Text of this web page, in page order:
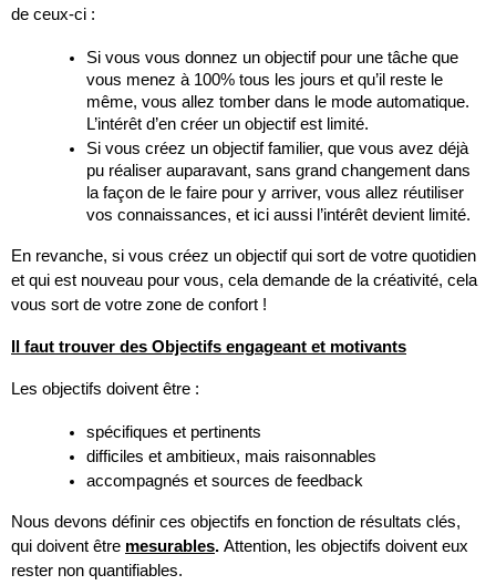
de ceux-ci :
Si vous vous donnez un objectif pour une tâche que
vous menez à 100% tous les jours et qu’il reste le
même, vous allez tomber dans le mode automatique.
L’intérêt d’en créer un objectif est limité.
Si vous créez un objectif familier, que vous avez déjà
pu réaliser auparavant, sans grand changement dans
la façon de le faire pour y arriver, vous allez réutiliser
vos connaissances, et ici aussi l’intérêt devient limité.
En revanche, si vous créez un objectif qui sort de votre quotidien
et qui est nouveau pour vous, cela demande de la créativité, cela
vous sort de votre zone de confort !
Il faut trouver des Objectifs engageant et motivants
Les objectifs doivent être :
spécifiques et pertinents
difficiles et ambitieux, mais raisonnables
accompagnés et sources de feedback
Nous devons définir ces objectifs en fonction de résultats clés,
qui doivent être mesurables. Attention, les objectifs doivent eux
rester non quantifiables.